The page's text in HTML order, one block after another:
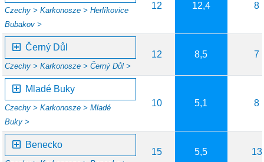
Czechy >Karkonosze >Herlíkovice
Bubakov >
12 12,4 8
Černý Důl
Czechy >Karkonosze >Černý Důl >
12 8,5 7
Mladé Buky
Czechy >Karkonosze >Mladé
Buky >
10 5,1 8
Benecko
15 5,5 13